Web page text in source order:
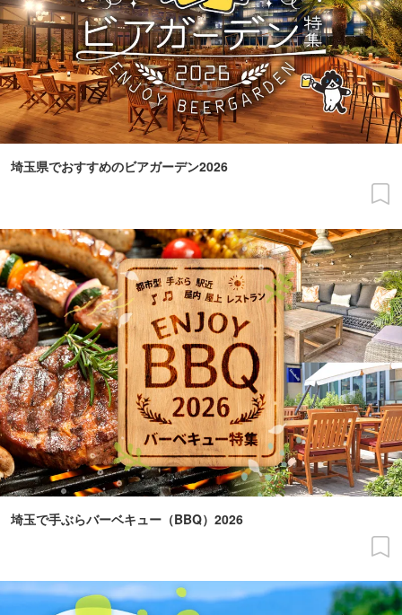
埼玉県でおすすめのビアガーデン2026
埼玉で手ぶらバーベキュー（BBQ）2026